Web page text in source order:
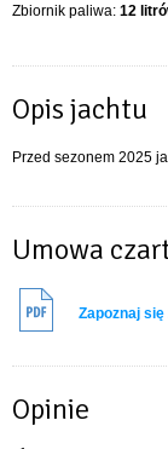
Zbiornik paliwa: 12
Opis jachtu
Przed sezonem 2025
Umowa
Zapoznaj
Opinie